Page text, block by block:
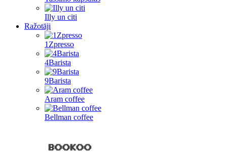
Illy un citi
Ražotāji
1Zpresso
4Barista
9Barista
Aram coffee
Bellman coffee